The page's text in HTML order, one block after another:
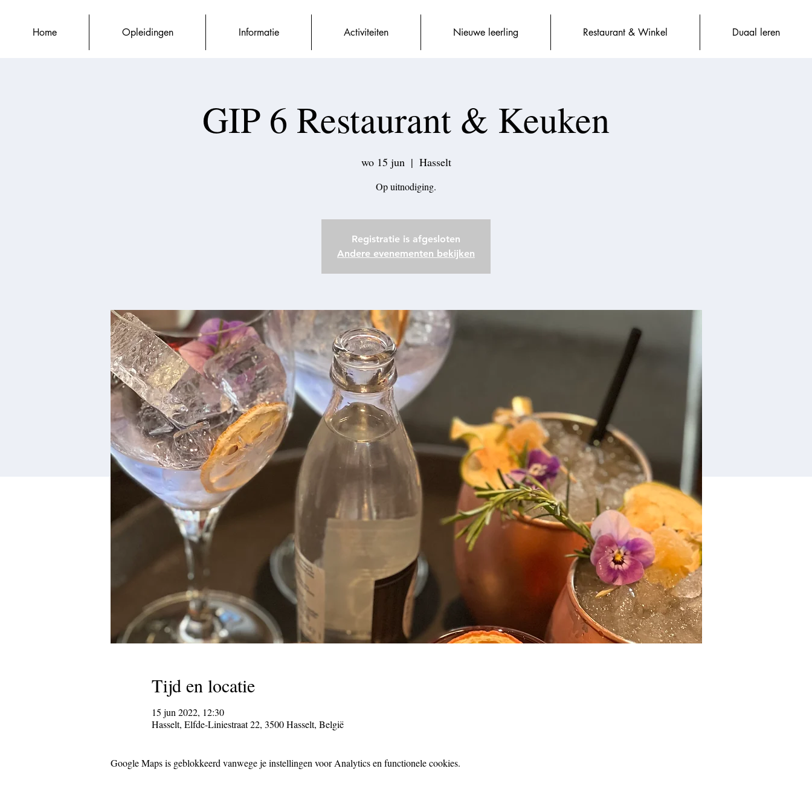
Home Opleidingen Informatie Activiteiten Nieuwe leerling Restaurant & Winkel Duaal leren
GIP 6 Restaurant & Keuken
wo 15 jun
  |
Hasselt
Op uitnodiging.
Registratie is afgesloten
Andere evenementen bekijken
Tijd en locatie
15 jun 2022, 12:30
Hasselt, Elfde-Liniestraat 22, 3500 Hasselt, België
Google Maps is geblokkeerd vanwege je instellingen voor Analytics en functionele cookies.